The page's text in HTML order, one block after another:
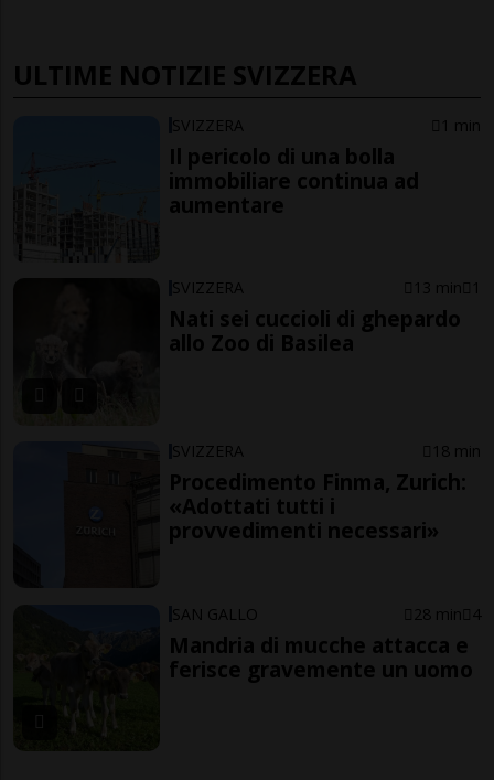
ULTIME NOTIZIE SVIZZERA
SVIZZERA 1 min
Il pericolo di una bolla
immobiliare continua ad
aumentare
SVIZZERA 13 min 1
Nati sei cuccioli di ghepardo
allo Zoo di Basilea
SVIZZERA 18 min
Procedimento Finma, Zurich:
«Adottati tutti i
provvedimenti necessari»
SAN GALLO 28 min 4
Mandria di mucche attacca e
ferisce gravemente un uomo